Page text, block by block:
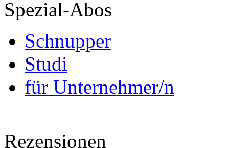
Spezial-Abos
Schnupper
Studi
für Unternehmer/n
Rezensionen